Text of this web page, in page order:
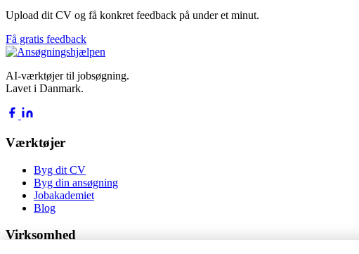
Upload dit CV og få konkret feedback på under et minut.
Få gratis feedback
AI-værktøjer til jobsøgning.
Lavet i Danmark.
Værktøjer
Byg dit CV
Byg din ansøgning
Jobakademiet
Blog
Virksomhed